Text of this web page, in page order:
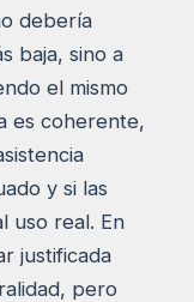
debería
baja, sino a
el mismo
es coherente,
y si las
uso real. En
justificada
pero